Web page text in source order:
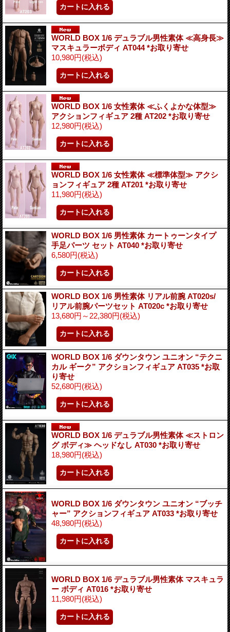
WORLD BOX 1/6 デュラブル男性素体 ≪高身長≫
マスキュラーボディ AT044 *お取り寄せ
10,980円(税込)
WORLD BOX 1/6 女性素体 ≪ふくよかな体型≫
アクションフィギュア 2種 AT202 *お取り寄せ
12,980円(税込)
WORLD BOX 1/6 女性素体 ≪標準体型≫ アクシ
ョンフィギュア 2種 AT201 *お取り寄せ
11,980円(税込)
WORLD BOX 1/6 男性素体 カートゥーンタイプ
手足パーツ セット AT040 *お取り寄せ
6,580円(税込)
WORLD BOX 1/6 男性素体 リアル前腕 AT020s/
リアル前腕パーツセット AT020c *お取り寄せ
13,680円～22,380円(税込)
WORLD BOX 1/6 ダウンタウン ユニオン “テクニ
カル ギーク” アクションフィギュア AT035 *お取
り寄せ
52,680円(税込)
WORLD BOX 1/6 デュラブル男性素体 ≪ストロン
グ ボディ≫ ヘッドなし AT030 *お取り寄せ
18,980円(税込)
WORLD BOX 1/6 ダウンタウン ユニオン “ブッチ
ャー” アクションフィギュア AT033 *お取り寄せ
48,980円(税込)
WORLD BOX 1/6 デュラブル男性素体 マスキュラ
ー ボディ AT016 *お取り寄せ
11,980円(税込)